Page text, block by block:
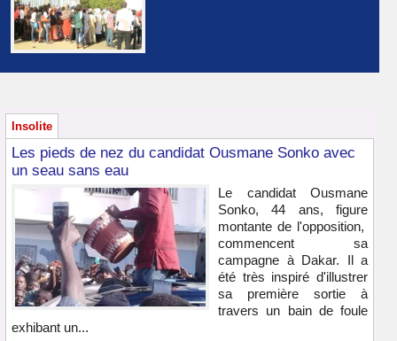
Insolite
Les pieds de nez du candidat Ousmane Sonko avec
un seau sans eau
Le candidat Ousmane
Sonko, 44 ans, figure
montante de l'opposition,
commencent sa
campagne à Dakar. Il a
été très inspiré d'illustrer
sa première sortie à
travers un bain de foule
exhibant un...